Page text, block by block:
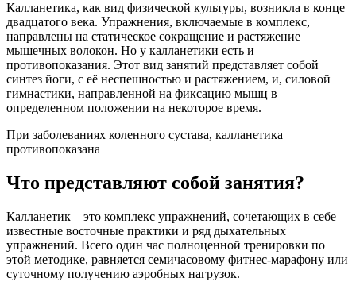
Калланетика, как вид физической культуры, возникла в конце
двадцатого века. Упражнения, включаемые в комплекс,
направлены на статическое сокращение и растяжение
мышечных волокон. Но у калланетики есть и
противопоказания. Этот вид занятий представляет собой
синтез йоги, с её неспешностью и растяжением, и, силовой
гимнастики, направленной на фиксацию мышц в
определенном положении на некоторое время.
При заболеваниях коленного сустава, калланетика
противопоказана
Что представляют собой занятия?
Калланетик – это комплекс упражнений, сочетающих в себе
известные восточные практики и ряд дыхательных
упражнений. Всего один час полноценной тренировки по
этой методике, равняется семичасовому фитнес-марафону или
суточному получению аэробных нагрузок.